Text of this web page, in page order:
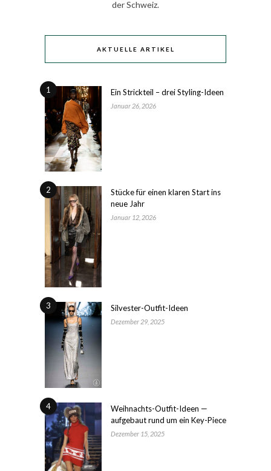
der Schweiz.
AKTUELLE ARTIKEL
1 Ein Strickteil – drei Styling-Ideen
Januar 26, 2026
2
Stücke für einen klaren Start ins
neue Jahr
Januar 12, 2026
3 Silvester-Outfit-Ideen
Dezember 29, 2025
4
Weihnachts-Outfit-Ideen —
aufgebaut rund um ein Key-Piece
Dezember 15, 2025